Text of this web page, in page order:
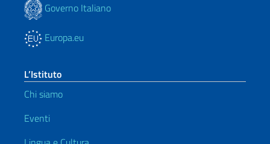
Governo Italiano
Europa.eu
L’Istituto
Chi siamo
Eventi